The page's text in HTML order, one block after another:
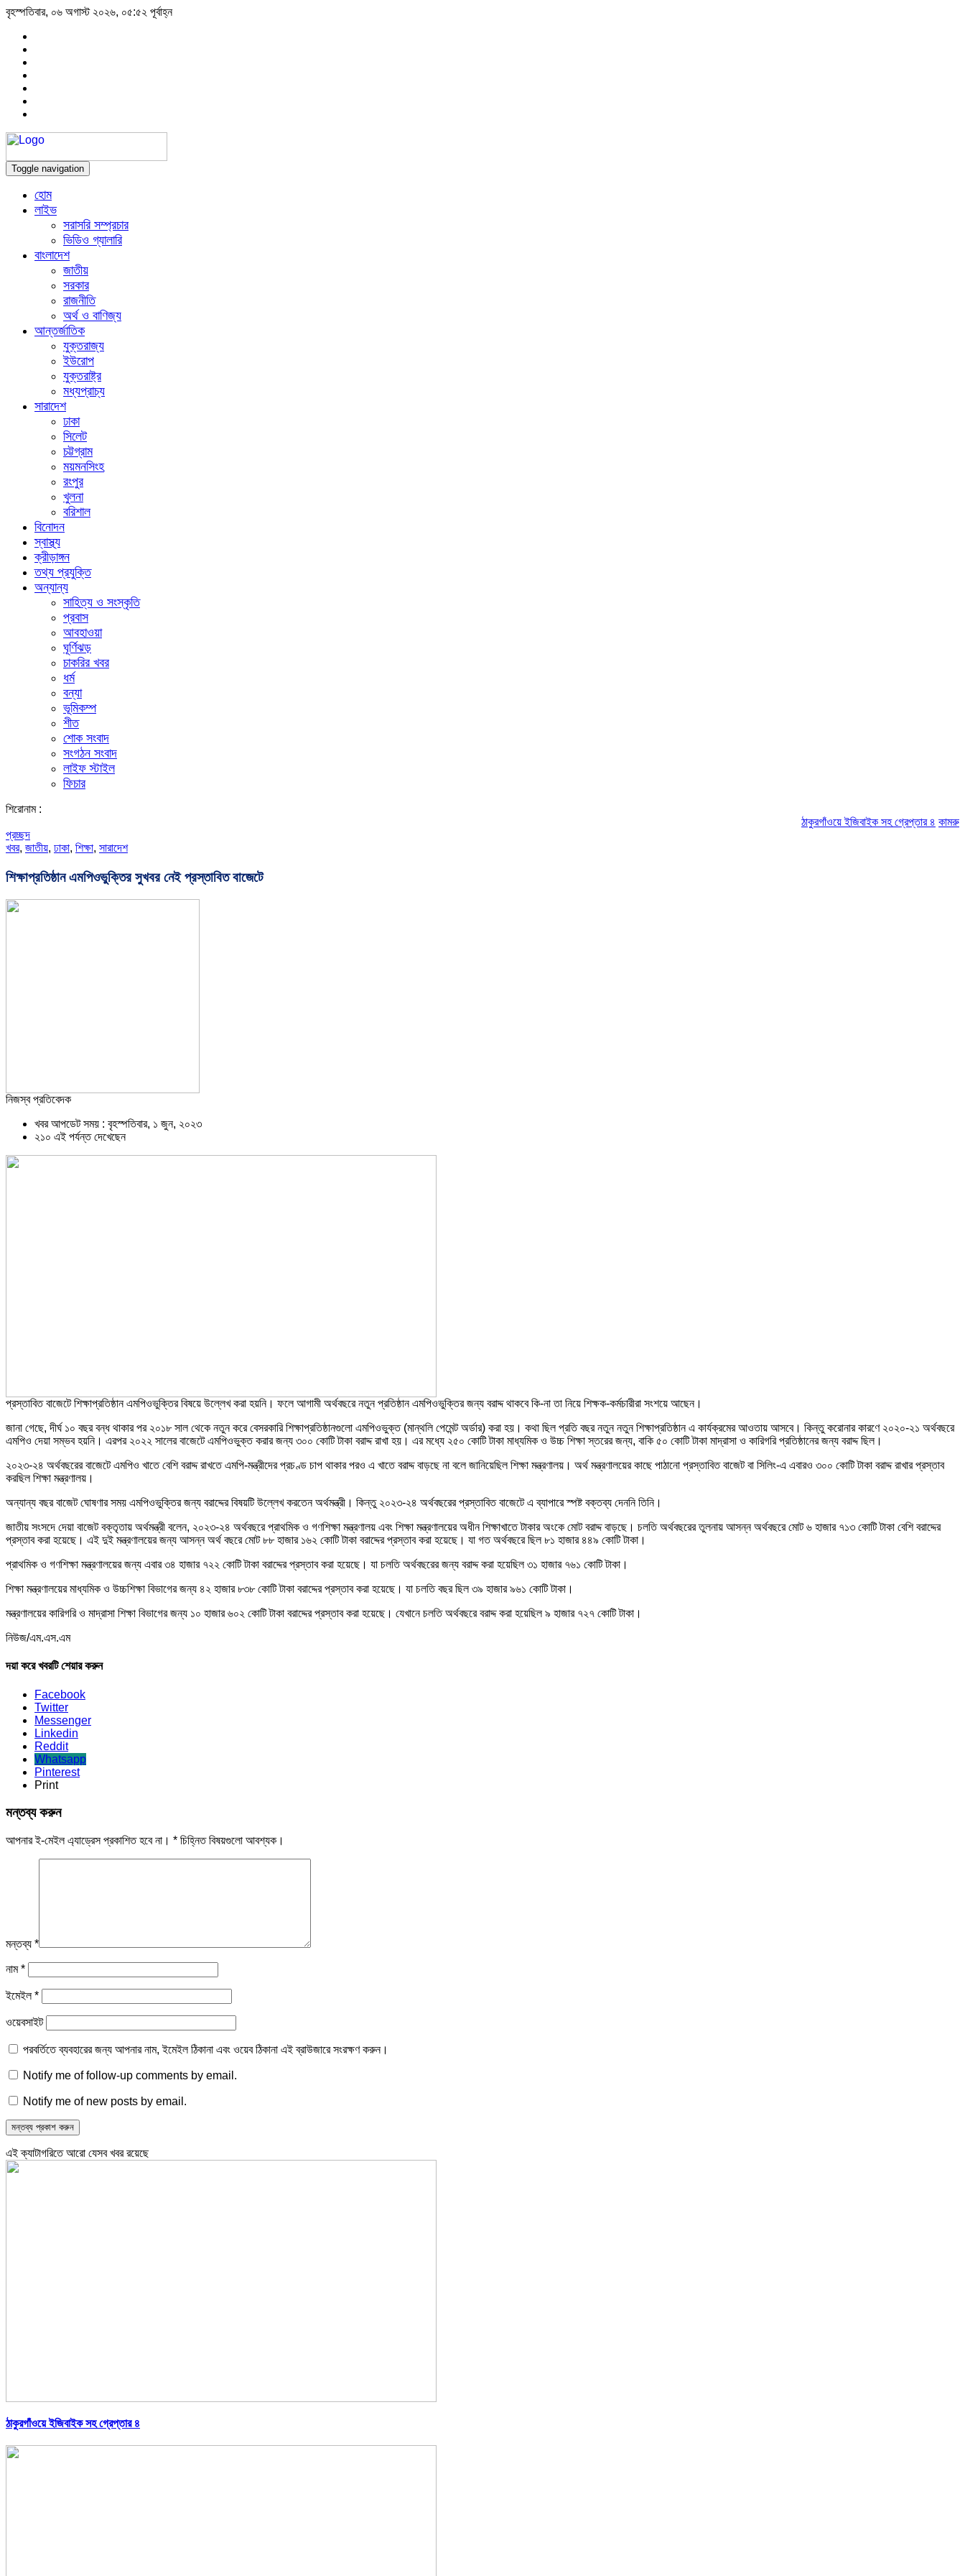
বৃহস্পতিবার, ০৬ অগাস্ট ২০২৬, ০৫:৫২ পূর্বাহ্ন
Toggle navigation
হোম
লাইভ
সরাসরি সম্প্রচার
ভিডিও গ্যালারি
বাংলাদেশ
জাতীয়
সরকার
রাজনীতি
অর্থ ও বাণিজ্য
আন্তর্জাতিক
যুক্তরাজ্য
ইউরোপ
যুক্তরাষ্ট্র
মধ্যপ্রাচ্য
সারাদেশ
ঢাকা
সিলেট
চট্টগ্রাম
ময়মনসিংহ
রংপুর
খুলনা
বরিশাল
বিনোদন
স্বাস্থ্য
ক্রীড়াঙ্গন
তথ্য প্রযুক্তি
অন্যান্য
সাহিত্য ও সংস্কৃতি
প্রবাস
আবহাওয়া
ঘূর্ণিঝড়
চাকরির খবর
ধর্ম
বন্যা
ভূমিকম্প
শীত
শোক সংবাদ
সংগঠন সংবাদ
লাইফ স্টাইল
ফিচার
শিরোনাম :
ঠাকুরগাঁওয়ে ইজিবাইক সহ গ্রেপ্তার ৪ কামরুল-জসিম
প্রচ্ছদ
খবর, জাতীয়, ঢাকা, শিক্ষা, সারাদেশ
শিক্ষাপ্রতিষ্ঠান এমপিওভুক্তির সুখবর নেই প্রস্তাবিত বাজেটে
নিজস্ব প্রতিবেদক
খবর আপডেট সময় : বৃহস্পতিবার, ১ জুন, ২০২৩
২১০ এই পর্যন্ত দেখেছেন
প্রস্তাবিত বাজেটে শিক্ষাপ্রতিষ্ঠান এমপিওভুক্তির বিষয়ে উল্লেখ করা হয়নি। ফলে আগামী অর্থবছরে নতুন প্রতিষ্ঠান এমপিওভুক্তির জন্য বরাদ্দ থাকবে কি-না তা নিয়ে শিক্ষক-কর্মচারীরা সংশয়ে আছেন।
জানা গেছে, দীর্ঘ ১০ বছর বন্ধ থাকার পর ২০১৮ সাল থেকে নতুন করে বেসরকারি শিক্ষাপ্রতিষ্ঠানগুলো এমপিওভুক্ত (মান্থলি পেমেন্ট অর্ডার) করা হয়। কথা ছিল প্রতি বছর নতুন নতুন শিক্ষাপ্রতিষ্ঠান এ কার্যক্রমের আওতায় আসবে। কিন্তু করোনার কারণে ২০২০-২১ অর্থবছরে
এমপিও দেয়া সম্ভব হয়নি। এরপর ২০২২ সালের বাজেটে এমপিওভুক্ত করার জন্য ৩০০ কোটি টাকা বরাদ্দ রাখা হয়। এর মধ্যে ২৫০ কোটি টাকা মাধ্যমিক ও উচ্চ শিক্ষা স্তরের জন্য, বাকি ৫০ কোটি টাকা মাদ্রাসা ও কারিগরি প্রতিষ্ঠানের জন্য বরাদ্দ ছিল।
২০২৩-২৪ অর্থবছরের বাজেটে এমপিও খাতে বেশি বরাদ্দ রাখতে এমপি-মন্ত্রীদের প্রচণ্ড চাপ থাকার পরও এ খাতে বরাদ্দ বাড়ছে না বলে জানিয়েছিল শিক্ষা মন্ত্রণালয়। অর্থ মন্ত্রণালয়ের কাছে পাঠানো প্রস্তাবিত বাজেট বা সিলিং-এ এবারও ৩০০ কোটি টাকা বরাদ্দ রাখার প্রস্তাব
করছিল শিক্ষা মন্ত্রণালয়।
অন্যান্য বছর বাজেট ঘোষণার সময় এমপিওভুক্তির জন্য বরাদ্দের বিষয়টি উল্লেখ করতেন অর্থমন্ত্রী। কিন্তু ২০২৩-২৪ অর্থবছরের প্রস্তাবিত বাজেটে এ ব্যাপারে স্পষ্ট বক্তব্য দেননি তিনি।
জাতীয় সংসদে দেয়া বাজেট বক্তৃতায় অর্থমন্ত্রী বলেন, ২০২৩-২৪ অর্থবছরে প্রাথমিক ও গণশিক্ষা মন্ত্রণালয় এবং শিক্ষা মন্ত্রণালয়ের অধীন শিক্ষাখাতে টাকার অংকে মোট বরাদ্দ বাড়ছে। চলতি অর্থবছরের তুলনায় আসন্ন অর্থবছরে মোট ৬ হাজার ৭১৩ কোটি টাকা বেশি বরাদ্দের
প্রস্তাব করা হয়েছে। এই দুই মন্ত্রণালয়ের জন্য আসন্ন অর্থ বছরে মোট ৮৮ হাজার ১৬২ কোটি টাকা বরাদ্দের প্রস্তাব করা হয়েছে। যা গত অর্থবছরে ছিল ৮১ হাজার ৪৪৯ কোটি টাকা।
প্রাথমিক ও গণশিক্ষা মন্ত্রণালয়ের জন্য এবার ৩৪ হাজার ৭২২ কোটি টাকা বরাদ্দের প্রস্তাব করা হয়েছে। যা চলতি অর্থবছরের জন্য বরাদ্দ করা হয়েছিল ৩১ হাজার ৭৬১ কোটি টাকা।
শিক্ষা মন্ত্রণালয়ের মাধ্যমিক ও উচ্চশিক্ষা বিভাগের জন্য ৪২ হাজার ৮৩৮ কোটি টাকা বরাদ্দের প্রস্তাব করা হয়েছে। যা চলতি বছর ছিল ৩৯ হাজার ৯৬১ কোটি টাকা।
মন্ত্রণালয়ের কারিগরি ও মাদ্রাসা শিক্ষা বিভাগের জন্য ১০ হাজার ৬০২ কোটি টাকা বরাদ্দের প্রস্তাব করা হয়েছে। যেখানে চলতি অর্থবছরে বরাদ্দ করা হয়েছিল ৯ হাজার ৭২৭ কোটি টাকা।
নিউজ/এম.এস.এম
দয়া করে খবরটি শেয়ার করুন
Facebook
Twitter
Messenger
Linkedin
Reddit
Whatsapp
Pinterest
Print
মন্তব্য করুন
আপনার ই-মেইল এ্যাড্রেস প্রকাশিত হবে না। * চিহ্নিত বিষয়গুলো আবশ্যক।
মন্তব্য *
নাম*
ইমেইল*
ওয়েবসাইট
পরবর্তিতে ব্যবহারের জন্য আপনার নাম, ইমেইল ঠিকানা এবং ওয়েব ঠিকানা এই ব্রাউজারে সংরক্ষণ করুন।
Notify me of follow-up comments by email.
Notify me of new posts by email.
এই ক্যাটাগরিতে আরো যেসব খবর রয়েছে
ঠাকুরগাঁওয়ে ইজিবাইক সহ গ্রেপ্তার ৪